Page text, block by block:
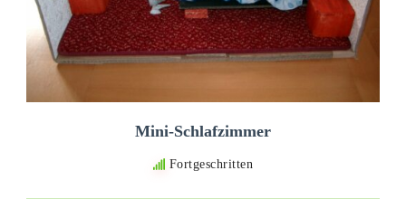
Mini-Schlafzimmer
Fortgeschritten